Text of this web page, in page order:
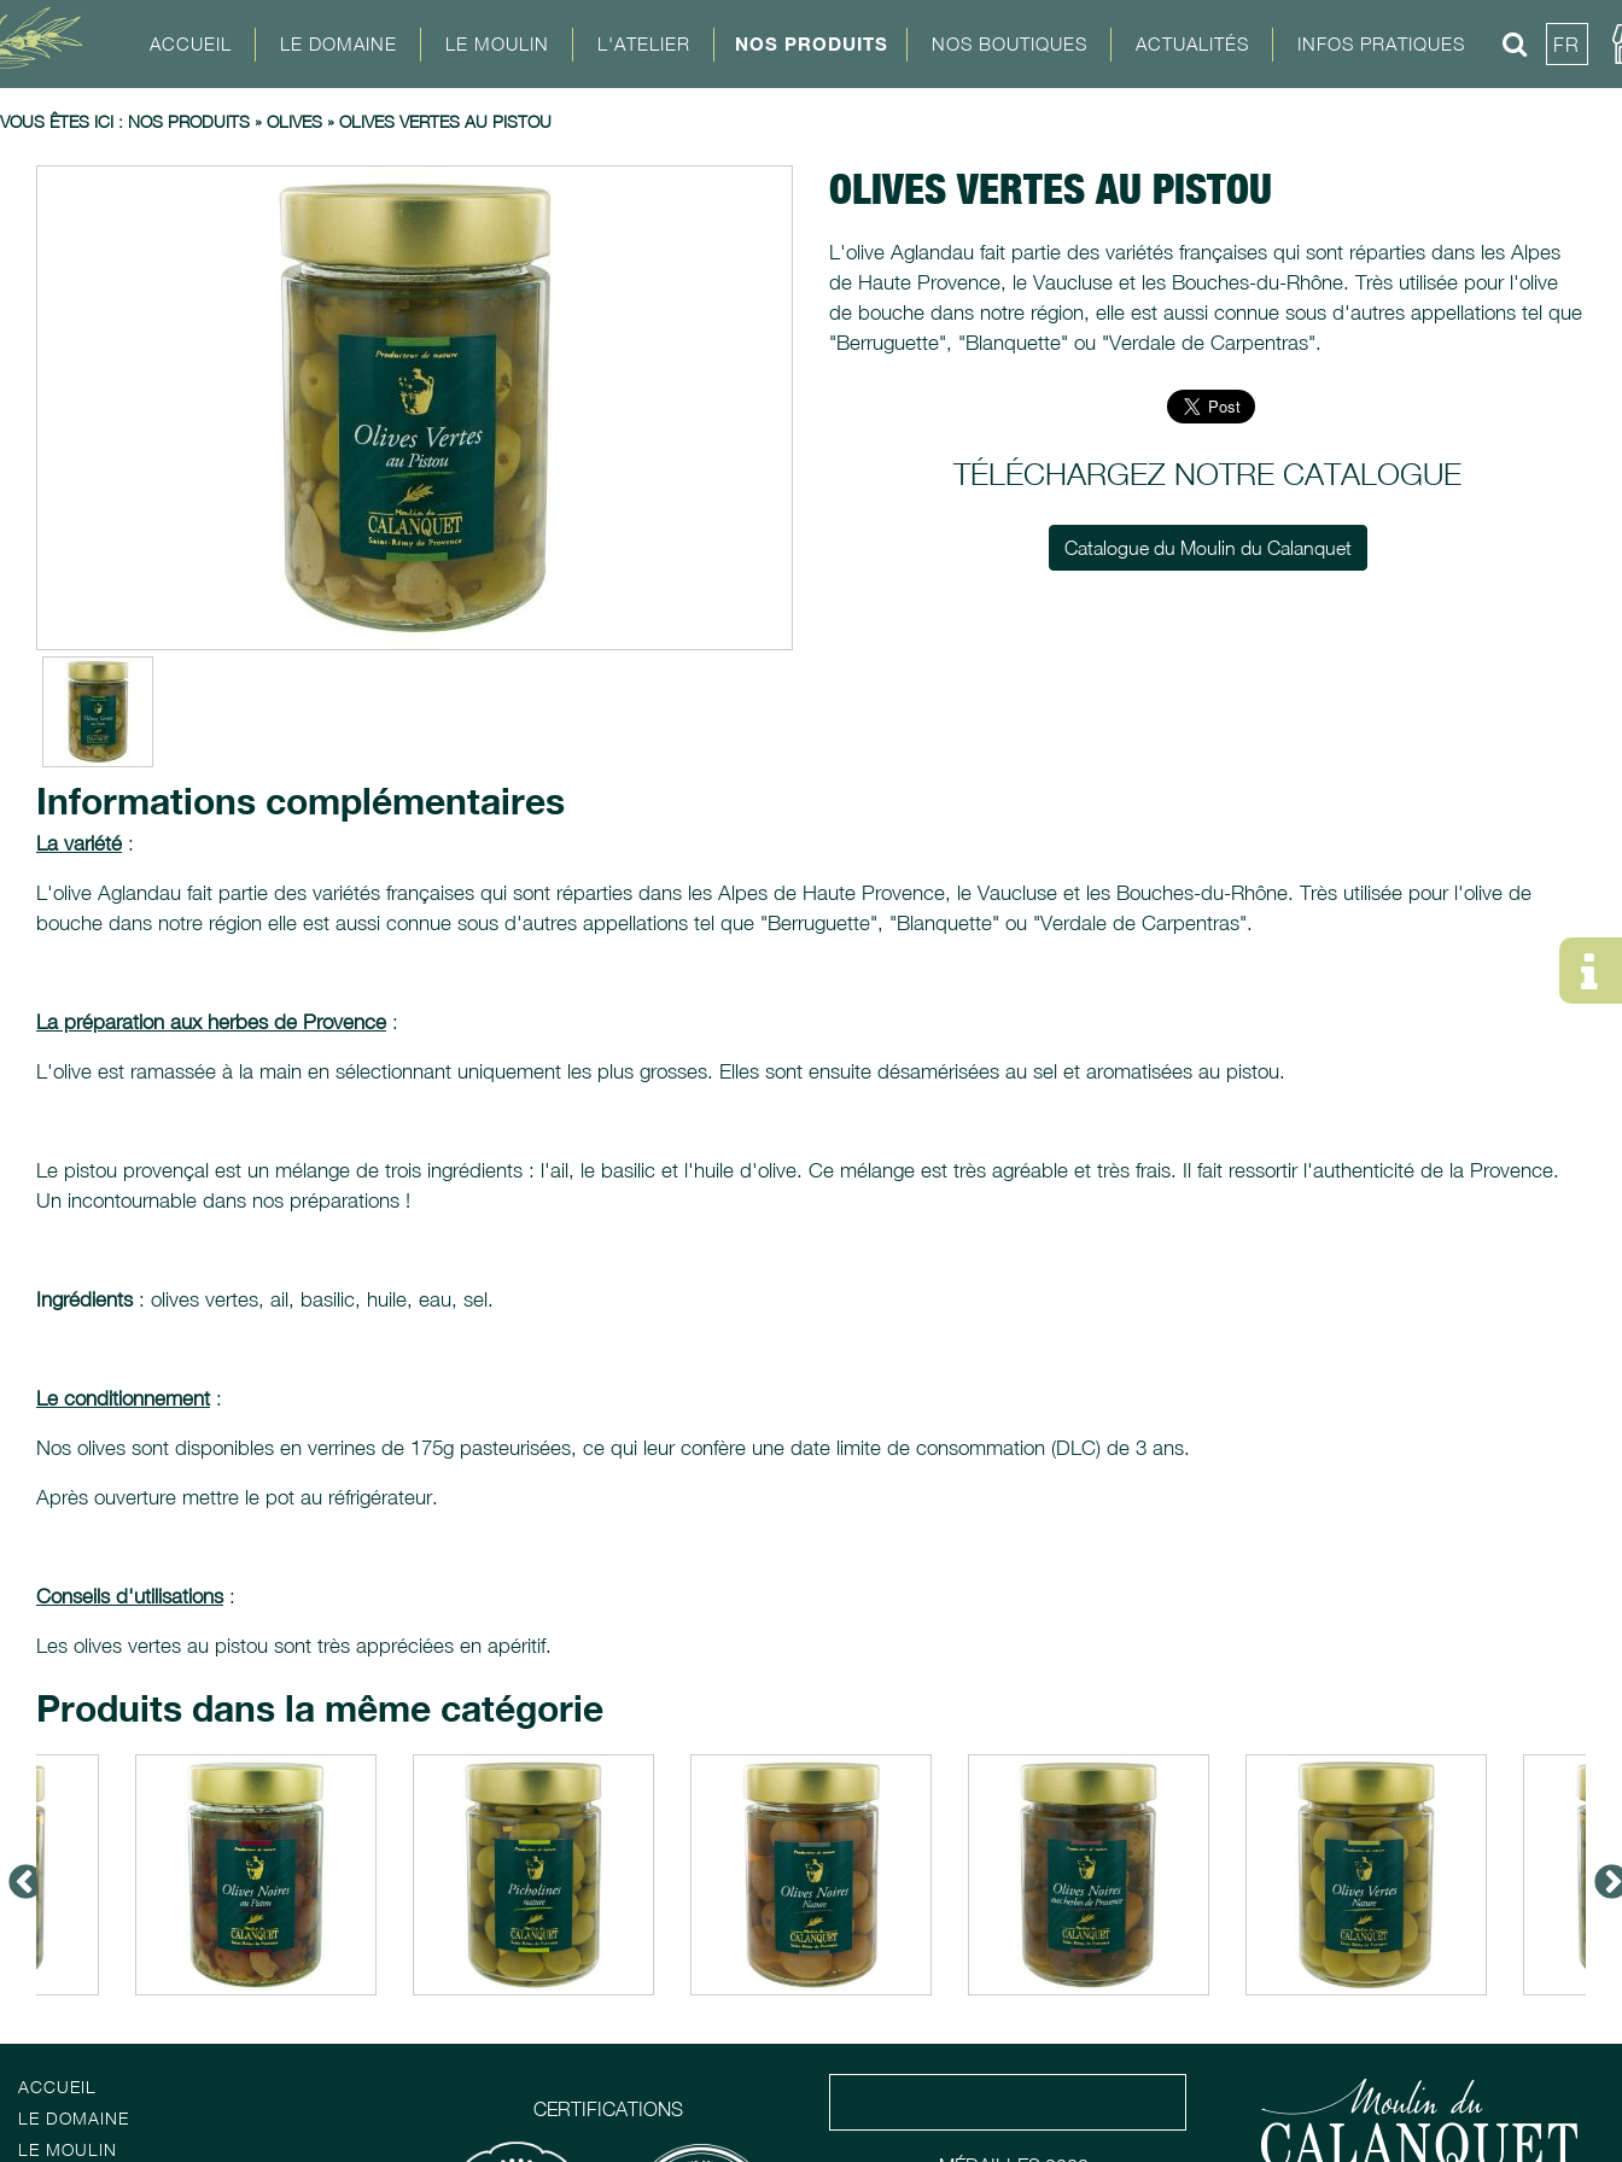
ACCUEIL LE DOMAINE LE MOULIN L'ATELIER NOS PRODUITS NOS BOUTIQUES ACTUALITÉS INFOS PRATIQUES FR
VOUS ÊTES ICI : NOS PRODUITS » OLIVES » OLIVES VERTES AU PISTOU
OLIVES VERTES AU PISTOU
L'olive Aglandau fait partie des variétés françaises qui sont réparties dans les Alpes
de Haute Provence, le Vaucluse et les Bouches-du-Rhône. Très utilisée pour l'olive
de bouche dans notre région, elle est aussi connue sous d'autres appellations tel que
"Berruguette", "Blanquette" ou "Verdale de Carpentras".
TÉLÉCHARGEZ NOTRE CATALOGUE
Catalogue du Moulin du Calanquet
Informations complémentaires
La variété :
L'olive Aglandau fait partie des variétés françaises qui sont réparties dans les Alpes de Haute Provence, le Vaucluse et les Bouches-du-Rhône. Très utilisée pour l'olive de
bouche dans notre région elle est aussi connue sous d'autres appellations tel que "Berruguette", "Blanquette" ou "Verdale de Carpentras".
La préparation aux herbes de Provence :
L'olive est ramassée à la main en sélectionnant uniquement les plus grosses. Elles sont ensuite désamérisées au sel et aromatisées au pistou.
Le pistou provençal est un mélange de trois ingrédients : l'ail, le basilic et l'huile d'olive. Ce mélange est très agréable et très frais. Il fait ressortir l'authenticité de la Provence.
Un incontournable dans nos préparations !
Ingrédients: olives vertes, ail, basilic, huile, eau, sel.
Le conditionnement:
Nos olives sont disponibles en verrines de 175g pasteurisées, ce qui leur confère une date limite de consommation (DLC) de 3 ans.
Après ouverture mettre le pot au réfrigérateur.
Conseils d'utilisations:
Les olives vertes au pistou sont très appréciées en apéritif.
Produits dans la même catégorie
ACCUEIL
LE DOMAINE
LE MOULIN
CERTIFICATIONS